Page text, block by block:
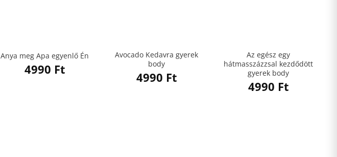
Anya meg Apa egyenlő Én
4990 Ft
Avocado Kedavra gyerek
body
4990 Ft
Az egész egy
hátmasszázzsal kezdődött
gyerek body
4990 Ft